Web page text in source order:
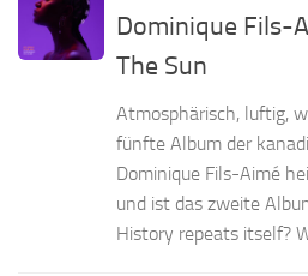
Dominique Fils-
The Sun
Atmosphärisch, luftig,
fünfte Album der
Dominique Fils-Aimé
und ist das zweite
History repeats itself?